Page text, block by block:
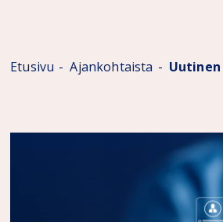
Etusivu Ajankohtaista Uutinen